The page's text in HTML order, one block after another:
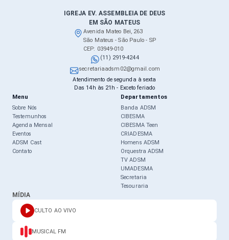
IGREJA EV. ASSEMBLEIA DE DEUS
EM SÃO MATEUS
Avenida Mateo Bei, 263
São Mateus - São Paulo - SP
CEP: 03949-010
(11) 2919-4244
secretariaadsm02@gmail.com
Atendimento de segunda à sexta
Das 14h às 21h - Exceto feriado
Menu
Sobre Nós
Testemunhos
Agenda Mensal
Eventos
ADSM Cast
Contato
Departamentos
Banda ADSM
CIBESMA
CIBESMA Teen
CRIADESMA
Homens ADSM
Orquestra ADSM
TV ADSM
UMADESMA
Secretaria
Tesouraria
MÍDIA
CULTO AO VIVO
MUSICAL FM